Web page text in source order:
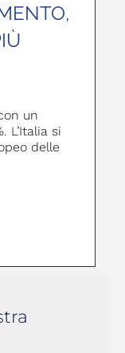
un
L’Italia si
delle